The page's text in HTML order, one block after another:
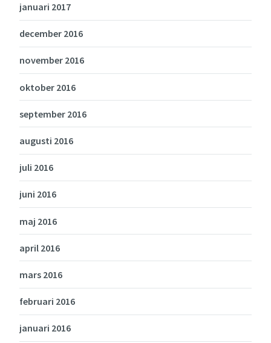
januari 2017
december 2016
november 2016
oktober 2016
september 2016
augusti 2016
juli 2016
juni 2016
maj 2016
april 2016
mars 2016
februari 2016
januari 2016